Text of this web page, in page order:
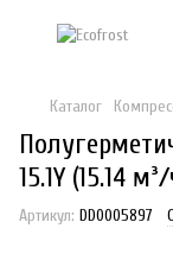
Каталог
15.1Y (15.14
Артикул: DD0005897